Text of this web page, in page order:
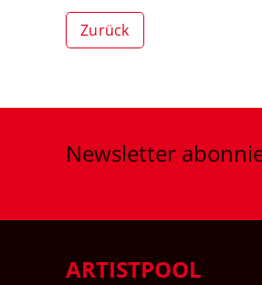
Zurück
Newsletter
ARTISTPOOL